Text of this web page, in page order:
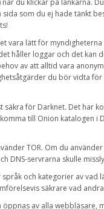
när du klickar på länkarna.
sida som du ej hade tänkt
!
vara lätt för myndigheterna
håller loggar och det kan
av att alltid vara anonym
du bör vidta för
säkraför Darknet. Det har
komma till Onion katalogen i
TOR. Om du använder
DNS-servrarna skulle
språk och kategorier avvad
säkrare vad andra
öppnas av alla webbläsare,